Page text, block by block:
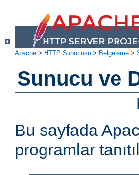
Apache > HTTP Sunucusu > Belgeleme >
Sunucu ve
Bu sayfada
programlar